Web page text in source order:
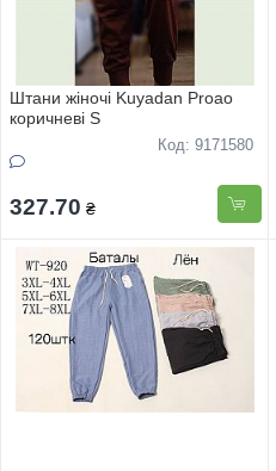
Штани жіночі Kuyadan Proao
коричневі S
Код: 9171580
327.70 ₴